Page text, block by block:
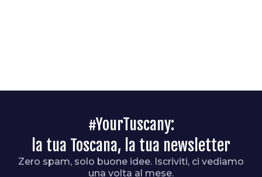
#YourTuscany:
la tua Toscana, la tua newsletter
Zero spam, solo buone idee. Iscriviti, ci vediamo
una volta al mese.